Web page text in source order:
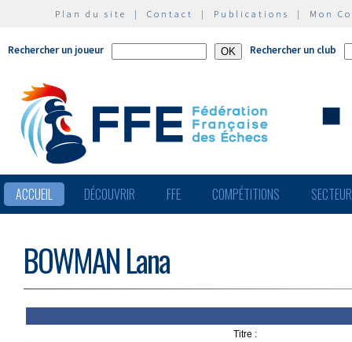
Plan du site | Contact | Publications | Mon
Rechercher un joueur Rechercher un club
ACCUEIL DÉCOUVRIR FFE COMPÉTITIONS
BOWMAN Lana
Titre :